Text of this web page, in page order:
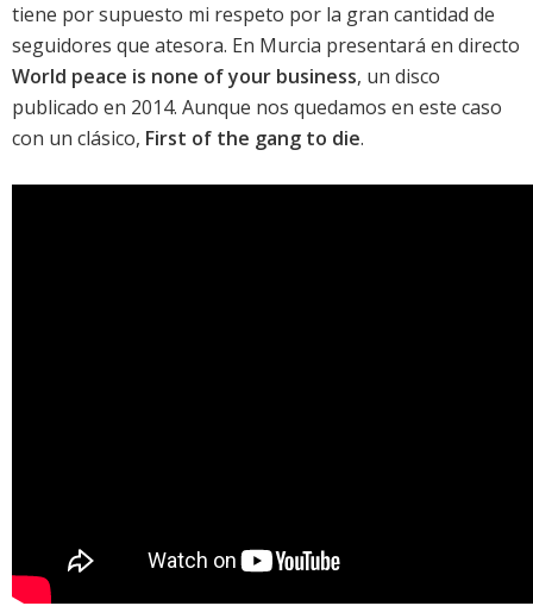
tiene por supuesto mi respeto por la gran cantidad de
seguidores que atesora. En Murcia presentará en directo
World peace is none of your business, un disco
publicado en 2014. Aunque nos quedamos en este caso
con un clásico, First of the gang to die.